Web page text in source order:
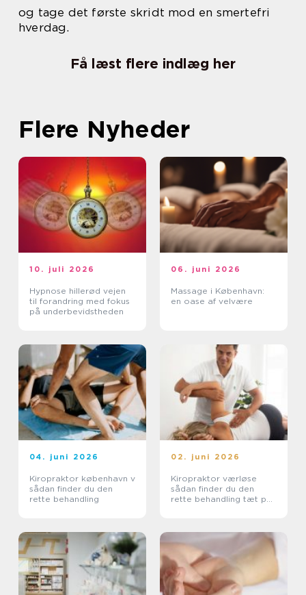
og tage det første skridt mod en smertefri
hverdag.
Få læst flere indlæg her
Flere Nyheder
10. juli 2026
Hypnose hillerød vejen
til forandring med fokus
på underbevidstheden
06. juni 2026
Massage i København:
en oase af velvære
04. juni 2026
Kiropraktor københavn v
sådan finder du den
rette behandling
02. juni 2026
Kiropraktor værløse
sådan finder du den
rette behandling tæt på